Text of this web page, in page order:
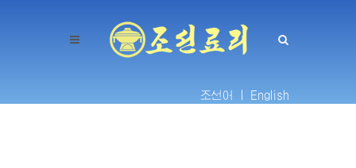
조선어 | English